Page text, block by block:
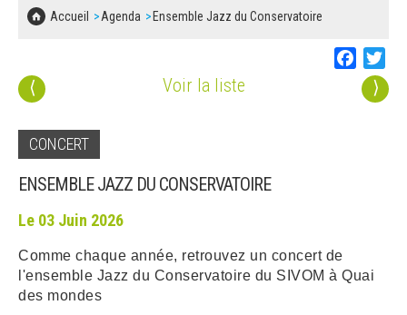
Accueil Agenda Ensemble Jazz du Conservatoire
⟨ Voir la liste ⟩
CONCERT
ENSEMBLE JAZZ DU CONSERVATOIRE
Le 03 Juin 2026
Comme chaque année, retrouvez un concert de
l'ensemble Jazz du Conservatoire du SIVOM à Quai
des mondes
CONCERTATIONS PUBLIQUES
SOLIDARITÉ, LOGEMENT
SÉNIORS
EMPLOI
URBANISME
DECHETS
BESOIN D'UNE AIDE ?
LES ASSOCIATIONS
MARCHÉS PUBLICS
DOCUMENT D'INFORMATION COMMUNAL
DECLARATION DE DEMARCHAGE
DOSSIER DE DEMANDE DE SUBVENTION